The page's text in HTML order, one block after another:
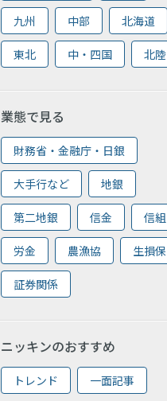
九州 中部 北海道
東北 中・四国 北陸
業態で見る
財務省・金融庁・日銀
大手行など 地銀
第二地銀 信金 信組
労金 農漁協 生損保
証券関係
ニッキンのおすすめ
トレンド 一面記事